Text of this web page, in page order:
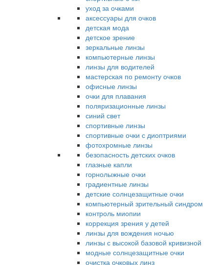
уход за очками
аксессуары для очков
детская мода
детское зрение
зеркальные линзы
компьютерные линзы
линзы для водителей
мастерская по ремонту очков
офисные линзы
очки для плавания
поляризационные линзы
синий свет
спортивные линзы
спортивные очки с диоптриями
фотохромные линзы
безопасность детских очков
глазные капли
горнолыжные очки
градиентные линзы
детские солнцезащитные очки
компьютерный зрительный синдром
контроль миопии
коррекция зрения у детей
линзы для вождения ночью
линзы с высокой базовой кривизной
модные солнцезащитные очки
очистка очковых линз